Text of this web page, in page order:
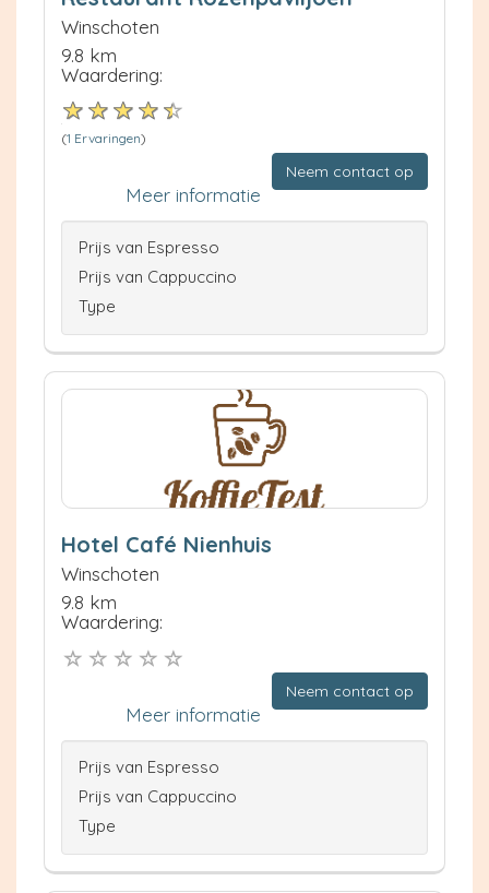
Winschoten
9.8 km
Waardering:
(1 Ervaringen)
Neem contact op
Meer informatie
Prijs van Espresso
Prijs van Cappuccino
Type
Hotel Café Nienhuis
Winschoten
9.8 km
Waardering:
Neem contact op
Meer informatie
Prijs van Espresso
Prijs van Cappuccino
Type